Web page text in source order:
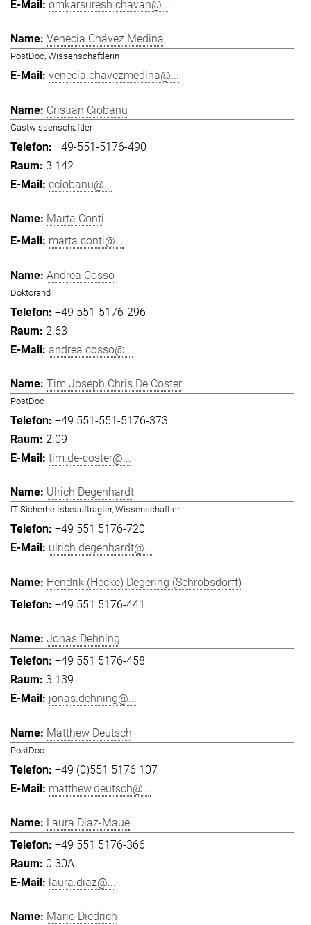
omkarsuresh.chavan@...
Venecia Chávez Medina
PostDoc, Wissenschaftlerin
venecia.chavezmedina@...
Cristian Ciobanu
Gastwissenschaftler
+49-551-5176-490
3.142
cciobanu@...
Marta Conti
marta.conti@...
Andrea Cosso
Doktorand
+49 551-5176-296
2.63
andrea.cosso@...
Tim Joseph Chris De Coster
PostDoc
+49 551-551-5176-373
2.09
tim.de-coster@...
Ulrich Degenhardt
IT-Sicherheitsbeauftragter, Wissenschaftler
+49 551 5176-720
ulrich.degenhardt@...
Hendrik (Hecke) Degering (Schrobsdorff)
+49 551 5176-441
Jonas Dehning
+49 551 5176-458
3.139
jonas.dehning@...
Matthew Deutsch
PostDoc
+49 (0)551 5176 107
matthew.deutsch@...
Laura Diaz-Maue
+49 551 5176-366
0.30A
laura.diaz@...
Mario Diedrich